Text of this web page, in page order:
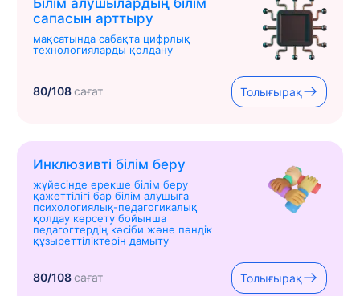
сапасын арттыру
мақсатында сабақта цифрлық
технологияларды қолдану
80/108сағат Толығырақ
Инклюзивті білім беру
жүйесінде ерекше білім беру
қажеттілігі бар білім алушыға
психологиялық-педагогикалық
қолдау көрсету бойынша
педагогтердің кәсіби және пәндік
құзыреттіліктерін дамыту
80/108сағат Толығырақ